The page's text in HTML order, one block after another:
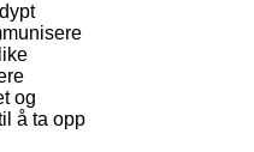
og
å ta opp